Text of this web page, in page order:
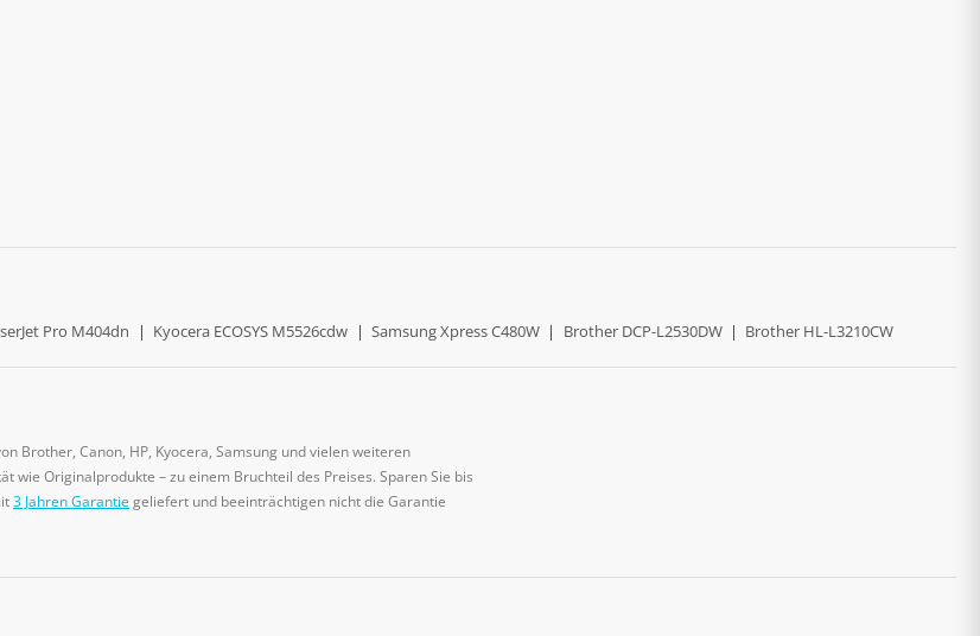
Pro M404dn | Kyocera ECOSYS M5526cdw | Samsung Xpress C480W | Brother DCP-L2530DW | Brother HL-L3210CW
Brother, Canon, HP, Kyocera, Samsung und vielen weiteren
Originalprodukte – zu einem Bruchteil des Preises. Sparen Sie bis
3 Jahren Garantiegeliefert und beeinträchtigen nicht die Garantie